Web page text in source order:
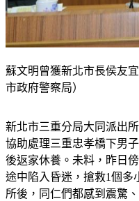
蘇文明曾獲新北市長侯友
市政府警察局）
新北市三重分局大同派出
協助處理三重忠孝橋下男
後返家休養。未料，昨日
途中陷入昏迷，搶救1個多
所後，同仁們都感到震驚、